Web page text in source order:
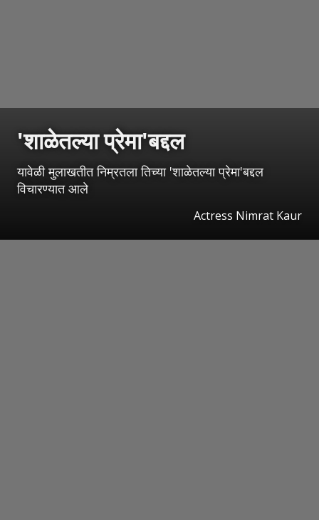
'शाळेतल्या प्रेमा'बद्दल
यावेळी मुलाखतीत निम्रतला तिच्या 'शाळेतल्या प्रेमा'बद्दल
विचारण्यात आले
Actress Nimrat Kaur